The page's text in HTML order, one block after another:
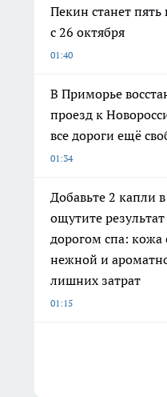
Пекин станет пять
с 26 октября
01:40
В Приморье
проезд к
все дороги ещё
01:34
Добавьте 2 капли
ощутите
дорогом спа: кожа
нежной и
лишних затрат
01:15